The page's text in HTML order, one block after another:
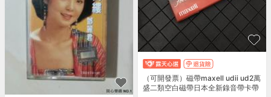
（可開發票）磁帶maxell udii ud2萬
盛二類空白磁帶日本全新錄音帶卡帶